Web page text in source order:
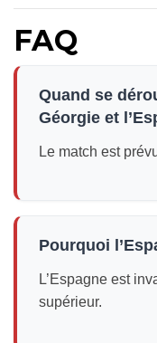
FAQ
Quand se
Géorgie et
Le match est
Pourquoi
L’Espagne est
supérieur.